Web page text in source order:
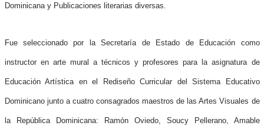
Dominicana y Publicaciones literarias diversas.
Fue seleccionado por la Secretaría de Estado de Educación como
instructor en arte mural a técnicos y profesores para la asignatura de
Educación Artística en el Rediseño Curricular del Sistema Educativo
Dominicano junto a cuatro consagrados maestros de las Artes Visuales de
la República Dominicana: Ramón Oviedo, Soucy Pellerano, Amable